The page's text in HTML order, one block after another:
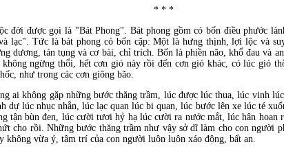
* * *
đời được gọi là "Bát Phong". Bát phong gồm có bốn điều phước
lạc". Tức là bát phong có bốn cặp: Một là hưng thịnh, lợi lộc và
dương, tán tụng và cơ bài, chỉ trích. Bốn là phiền não, khổ đau và
ngừng thổi, hết cơn gió này rồi đến cơn gió khác, có lúc gió
như trong các cơn giông bão.
ai không gặp những bước thăng trầm, lúc được lúc thua, lúc vinh
dự lúc nhục nhằn, lúc lạc quan lúc bi quan, lúc bước lên xe lúc té
tận bùn đen, lúc cười tươi hỷ hạ lúc cười ra nước mắt, lúc hân hoan
cho rồi. Những bước thăng trầm như vậy sở dĩ làm cho con người
không vừa ý, tâm trí của con người luôn luôn xáo động, bất an.